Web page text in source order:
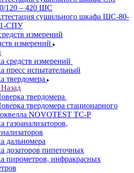
120 – 420 ШС
сушильного шкафа ШС-80-
СПУ
измерений
измерений
средств измерений
пресс испытательный
твердомера
Назад
твердомера
твердомера стационарного
NOVOTEST TС-Р
газоанализаторов,
дальномера
дозаторов пипеточных
пирометров, инфракрасных